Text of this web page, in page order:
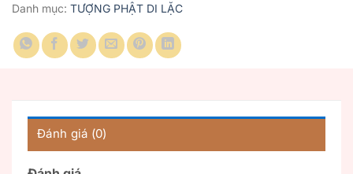
Danh mục: TƯỢNG PHẬT DI LẶC
Đánh giá (0)